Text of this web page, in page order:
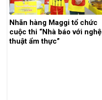
Nhãn hàng Maggi tổ chức
cuộc thi “Nhà báo với nghệ
thuật ẩm thực”